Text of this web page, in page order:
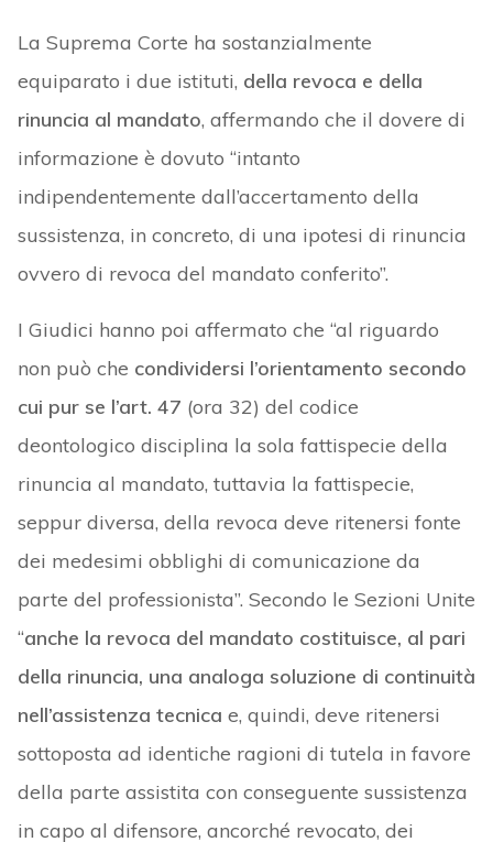
La Suprema Corte ha sostanzialmente
equiparato i due istituti, della revoca e della
rinuncia al mandato, affermando che il dovere di
informazione è dovuto “intanto
indipendentemente dall’accertamento della
sussistenza, in concreto, di una ipotesi di rinuncia
ovvero di revoca del mandato conferito”.
I Giudici hanno poi affermato che “al riguardo
non può che condividersi l’orientamento secondo
cui pur se l’art. 47 (ora 32) del codice
deontologico disciplina la sola fattispecie della
rinuncia al mandato, tuttavia la fattispecie,
seppur diversa, della revoca deve ritenersi fonte
dei medesimi obblighi di comunicazione da
parte del professionista”. Secondo le Sezioni Unite
“anche la revoca del mandato costituisce, al pari
della rinuncia, una analoga soluzione di continuità
nell’assistenza tecnica e, quindi, deve ritenersi
sottoposta ad identiche ragioni di tutela in favore
della parte assistita con conseguente sussistenza
in capo al difensore, ancorché revocato, dei